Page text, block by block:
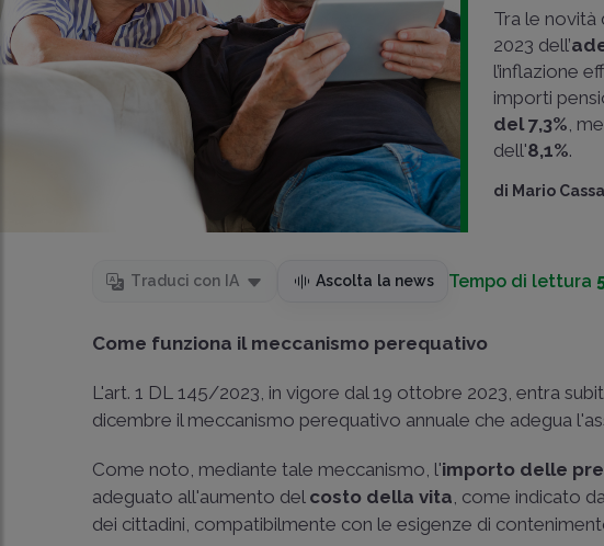
Tra le novità
2023 dell’
l’inflazione
importi
del 7,3%,
dell'8,1%.
di Mario
Traduci con IA Ascolta la news Tempo di lettura
Come funziona il meccanismo perequativo
L'art. 1 DL 145/2023, in vigore dal 19 ottobre 2023, entra
dicembre il meccanismo perequativo annuale che adegua
Come noto, mediante tale meccanismo, l'importo delle
adeguato all'aumento del costo della vita, come indicato
dei cittadini, compatibilmente con le esigenze di